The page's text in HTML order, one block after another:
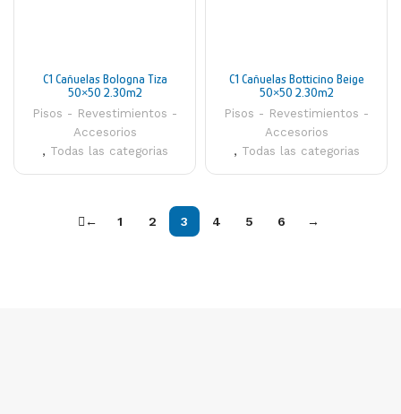
C1 Cañuelas Bologna Tiza
50×50 2.30m2
Pisos - Revestimientos -
Accesorios
, Todas las categorias
C1 Cañuelas Botticino Beige
50×50 2.30m2
Pisos - Revestimientos -
Accesorios
, Todas las categorias
← 1 2 3 4 5 6 →